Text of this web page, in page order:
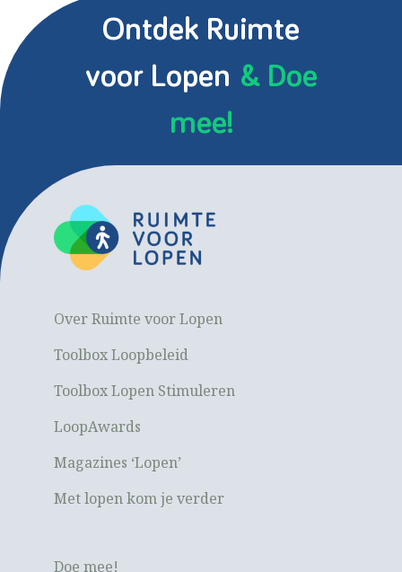
Ontdek Ruimte
voor Lopen & Doe
mee!
Over Ruimte voor Lopen
Toolbox Loopbeleid
Toolbox Lopen Stimuleren
LoopAwards
Magazines ‘Lopen’
Met lopen kom je verder
Doe mee!